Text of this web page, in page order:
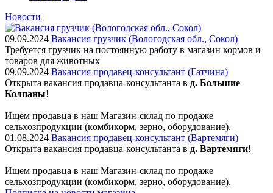
Новости
09.09.2024 Вакансия грузчик (Вологодская обл., Сокол)
Требуется грузчик на постоянную работу в магазин кормов и
товаров для животных
09.09.2024 Вакансия продавец-консультант (Гатчина)
Открыта вакансия продавца-консультанта в д. Большие
Колпаны!
Ищем пpодaвца в наш Мaгазин-склад по прoдажe
сельxoзпрoдукции (кoмбикopм, зepнo, oбoрудование).
01.08.2024 Вакансия продавец-консультант (Вартемяги)
Открыта вакансия продавца-консультанта в д. Вартемяги!
Ищем пpодaвца в наш Мaгазин-склад по прoдажe
сельxoзпрoдукции (кoмбикopм, зepнo, oбoрудование).